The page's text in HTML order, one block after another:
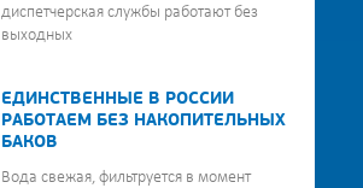
диспетчерская службы работают без
выходных
ЕДИНСТВЕННЫЕ В РОССИИ
РАБОТАЕМ БЕЗ НАКОПИТЕЛЬНЫХ
БАКОВ
Вода свежая, фильтруется в момент